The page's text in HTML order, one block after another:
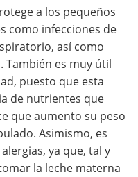
a los pequeños
como infecciones de
así como
También es muy útil
puesto que esta
de nutrientes que
que aumento su peso
Asimismo, es
ya que, tal y
la leche materna